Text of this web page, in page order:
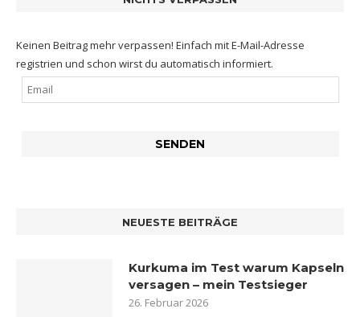
Keinen Beitrag mehr verpassen! Einfach mit E-Mail-Adresse
registrien und schon wirst du automatisch informiert.
NEUESTE BEITRÄGE
Kurkuma im Test warum Kapseln
versagen – mein Testsieger
26. Februar 2026